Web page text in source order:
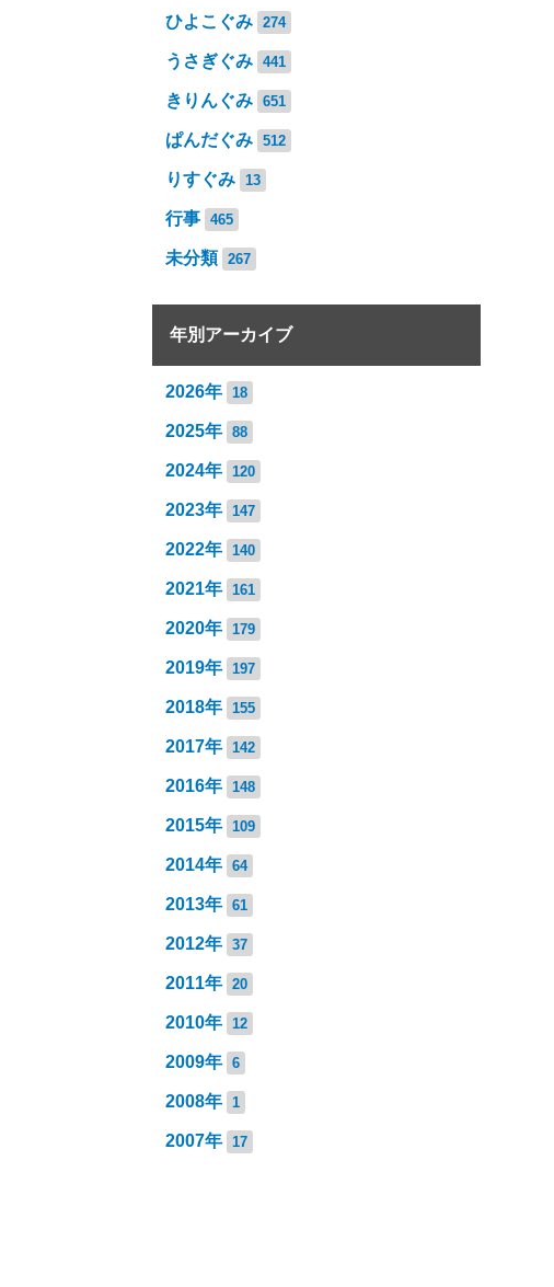
ひよこぐみ 274
うさぎぐみ 441
きりんぐみ 651
ぱんだぐみ 512
りすぐみ 13
行事 465
未分類 267
年別アーカイブ
2026年 18
2025年 88
2024年 120
2023年 147
2022年 140
2021年 161
2020年 179
2019年 197
2018年 155
2017年 142
2016年 148
2015年 109
2014年 64
2013年 61
2012年 37
2011年 20
2010年 12
2009年 6
2008年 1
2007年 17